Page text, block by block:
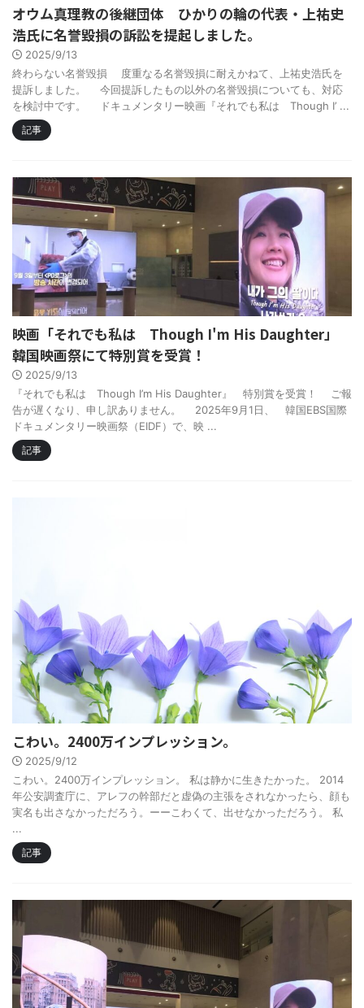
オウム真理教の後継団体 ひかりの輪の代表・上祐史
浩氏に名誉毀損の訴訟を提起しました。
2025/9/13
終わらない名誉毀損 度重なる名誉毀損に耐えかねて、上祐史浩氏を
提訴しました。 今回提訴したもの以外の名誉毀損についても、対応
を検討中です。 ドキュメンタリー映画『それでも私は Though I’ ...
記事
映画「それでも私は Though I'm His Daughter」
韓国映画祭にて特別賞を受賞！
2025/9/13
『それでも私は Though I’m His Daughter』 特別賞を受賞！ ご報
告が遅くなり、申し訳ありません。 2025年9月1日、 韓国EBS国際
ドキュメンタリー映画祭（EIDF）で、映 ...
記事
こわい。2400万インプレッション。
2025/9/12
こわい。2400万インプレッション。 私は静かに生きたかった。 2014
年公安調査庁に、アレフの幹部だと虚偽の主張をされなかったら、顔も
実名も出さなかっただろう。ーーこわくて、出せなかっただろう。 私
...
記事